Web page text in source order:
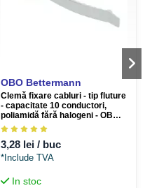
OBO Bettermann
Clemă fixare cabluri - tip fluture
- capacitate 10 conductori,
poliamidă fără halogeni - OBO
Bettermann 2205041
3,28 lei / buc
*Include TVA
In stoc